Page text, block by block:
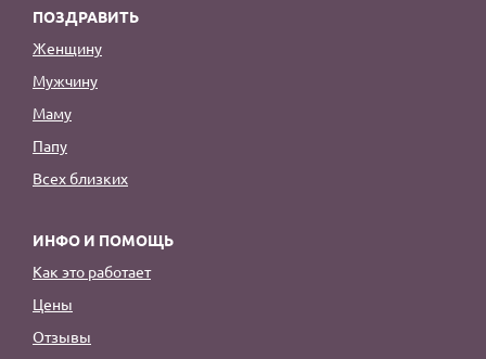
ПОЗДРАВИТЬ
Женщину
Мужчину
Маму
Папу
Всех близких
ИНФО И ПОМОЩЬ
Как это работает
Цены
Отзывы